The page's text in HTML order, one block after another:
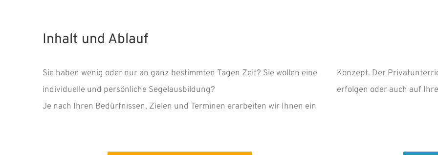
Inhalt und Ablauf
Sie haben wenig oder nur an ganz bestimmten Tagen Zeit? Sie wollen eine
individuelle und persönliche Segelausbildung?
Je nach Ihren Bedürfnissen, Zielen und Terminen erarbeiten wir Ihnen ein
Konzept. Der
erfolgen oder auch auf